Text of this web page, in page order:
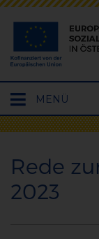
Hauptmenü
öffnen
MENÜ
Rede
2023